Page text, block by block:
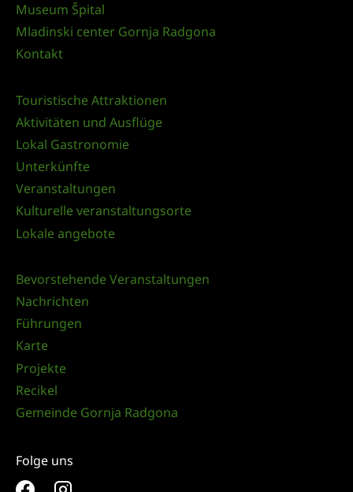
Museum Špital
Mladinski center Gornja Radgona
Kontakt
Touristische Attraktionen
Aktivitäten und Ausflüge
Lokal Gastronomie
Unterkünfte
Veranstaltungen
Kulturelle veranstaltungsorte
Lokale angebote
Bevorstehende Veranstaltungen
Nachrichten
Führungen
Karte
Projekte
Recikel
Gemeinde Gornja Radgona
Folge uns